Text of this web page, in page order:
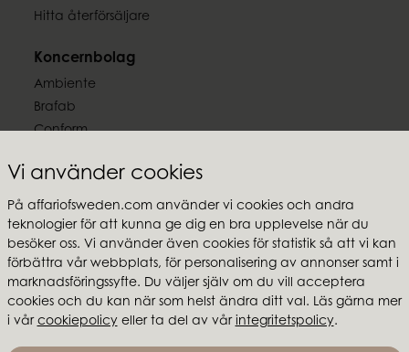
Vi använder cookies
På affariofsweden.com använder vi cookies och andra
teknologier för att kunna ge dig en bra upplevelse när du
besöker oss. Vi använder även cookies för statistik så att vi kan
förbättra vår webbplats, för personalisering av annonser samt i
marknadsföringssyfte. Du väljer själv om du vill acceptera
cookies och du kan när som helst ändra ditt val. Läs gärna mer
i vår cookiepolicyeller ta del av vår integritetspolicy.
Hitta återförsäljare
Koncernbolag
Ambiente
Brafab
Conform
MTI
Följ oss
Affari of Sweden